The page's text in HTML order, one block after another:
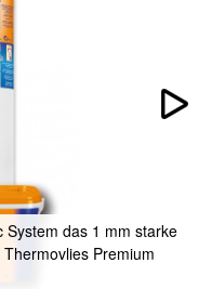
System das 1 mm starke
Premium